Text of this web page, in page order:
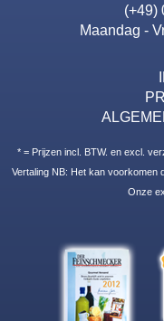
(+49)
Maandag -
* = Prijzen incl. BTW. en excl.
Vertaling NB: Het kan voorkomen
Onze